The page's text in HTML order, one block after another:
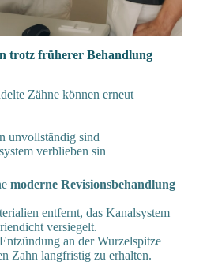
trotz früherer Behandlung
Zähne können erneut
unvollständig sind
verblieben sin
moderne Revisionsbehandlung
entfernt, das Kanalsystem
versiegelt.
an der Wurzelspitze
Zahn langfristig zu erhalten.